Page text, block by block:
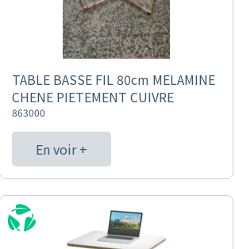
TABLE BASSE FIL 80cm MELAMINE
CHENE PIETEMENT CUIVRE
863000
En voir +